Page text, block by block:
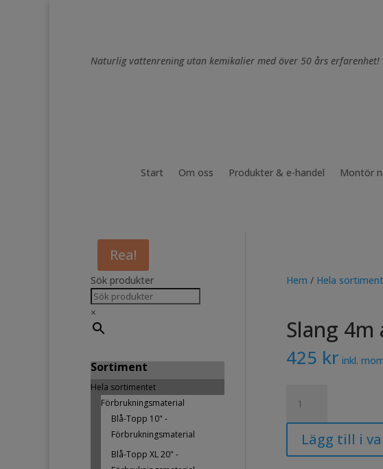
Naturlig vattenrening utan kemikalier med över 50 års erfarenhet!
Start Om oss Produkter & e-handel Montör
Hem / Hela
Slang
425 kr inkl.
armerad
slangklämma
Lägg till i
Rea!
Sök produkter
×
Sortiment
Hela sortimentet
Förbrukningsmaterial
Blå-Topp 10" -
Förbrukningsmaterial
Blå-Topp XL 20" -